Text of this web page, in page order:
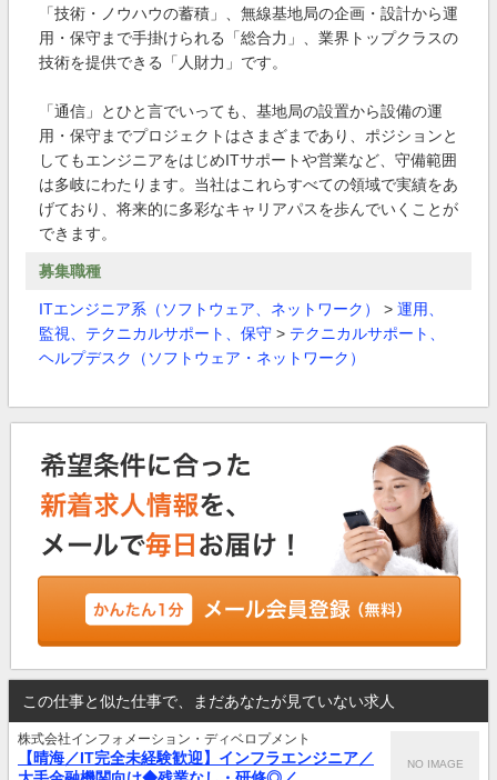
「技術・ノウハウの蓄積」、無線基地局の企画・設計から運
用・保守まで手掛けられる「総合力」、業界トップクラスの
技術を提供できる「人財力」です。
「通信」とひと言でいっても、基地局の設置から設備の運
用・保守までプロジェクトはさまざまであり、ポジションと
してもエンジニアをはじめITサポートや営業など、守備範囲
は多岐にわたります。当社はこれらすべての領域で実績をあ
げており、将来的に多彩なキャリアパスを歩んでいくことが
できます。
募集職種
ITエンジニア系（ソフトウェア、ネットワーク） > 運用、
監視、テクニカルサポート、保守 > テクニカルサポート、
ヘルプデスク（ソフトウェア・ネットワーク）
この仕事と似た仕事で、まだあなたが見ていない求人
株式会社インフォメーション・ディベロプメント
【晴海／IT完全未経験歓迎】インフラエンジニア／
NO IMAGE